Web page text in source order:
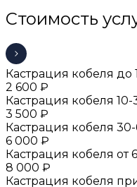
Стоимость
Кастрация кобеля до
2 600 ₽
Кастрация кобеля 10-
3 500 ₽
Кастрация кобеля 30-
6 000 ₽
Кастрация кобеля от
8 000 ₽
Кастрация кобеля